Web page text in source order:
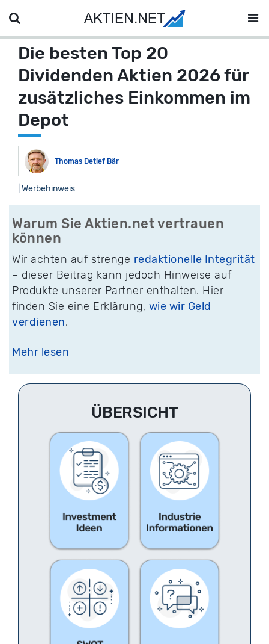
Die besten Top 20
Dividenden Aktien 2026 für
zusätzliches Einkommen im
Depot
Thomas Detlef Bär
| Werbehinweis
Warum Sie Aktien.net vertrauen
können
Wir achten auf strenge redaktionelle Integrität
– dieser Beitrag kann jedoch Hinweise auf
Produkte unserer Partner enthalten. Hier
finden Sie eine Erklärung, wie wir Geld
verdienen.
Mehr lesen
ÜBERSICHT